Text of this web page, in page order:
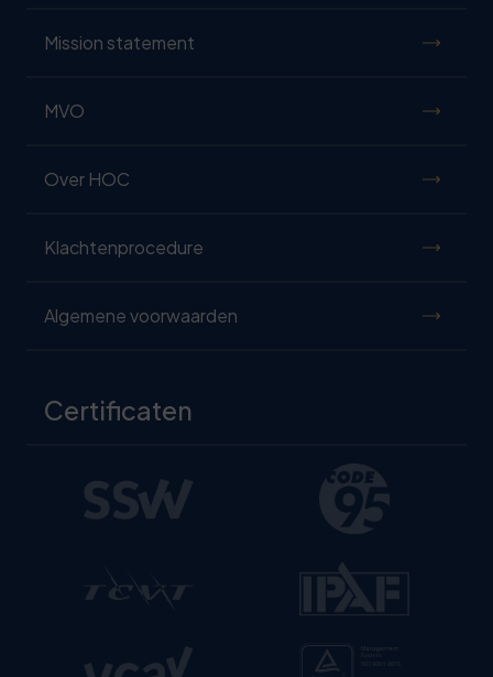
Mission statement
MVO
Over HOC
Klachtenprocedure
Algemene voorwaarden
Certificaten